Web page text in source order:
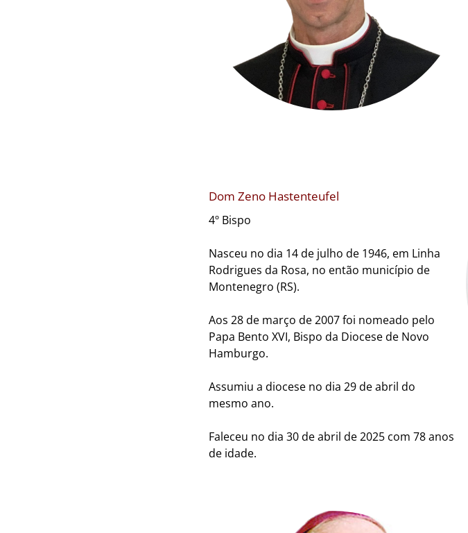
Dom Zeno Hastenteufel
4º Bispo
Nasceu no dia 14 de julho de 1946, em Linha
Rodrigues da Rosa, no então município de
Montenegro (RS).
Aos 28 de março de 2007 foi nomeado pelo
Papa Bento XVI, Bispo da Diocese de Novo
Hamburgo.
Assumiu a diocese no dia 29 de abril do
mesmo ano.
Faleceu no dia 30 de abril de 2025 com 78 anos
de idade.